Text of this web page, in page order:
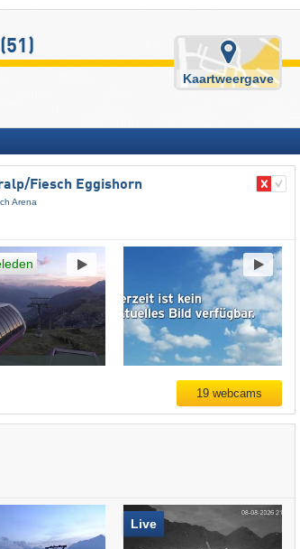
(51)
Kaartweergave
​Fiesch Eggishorn
Arena
19 webcams
Live